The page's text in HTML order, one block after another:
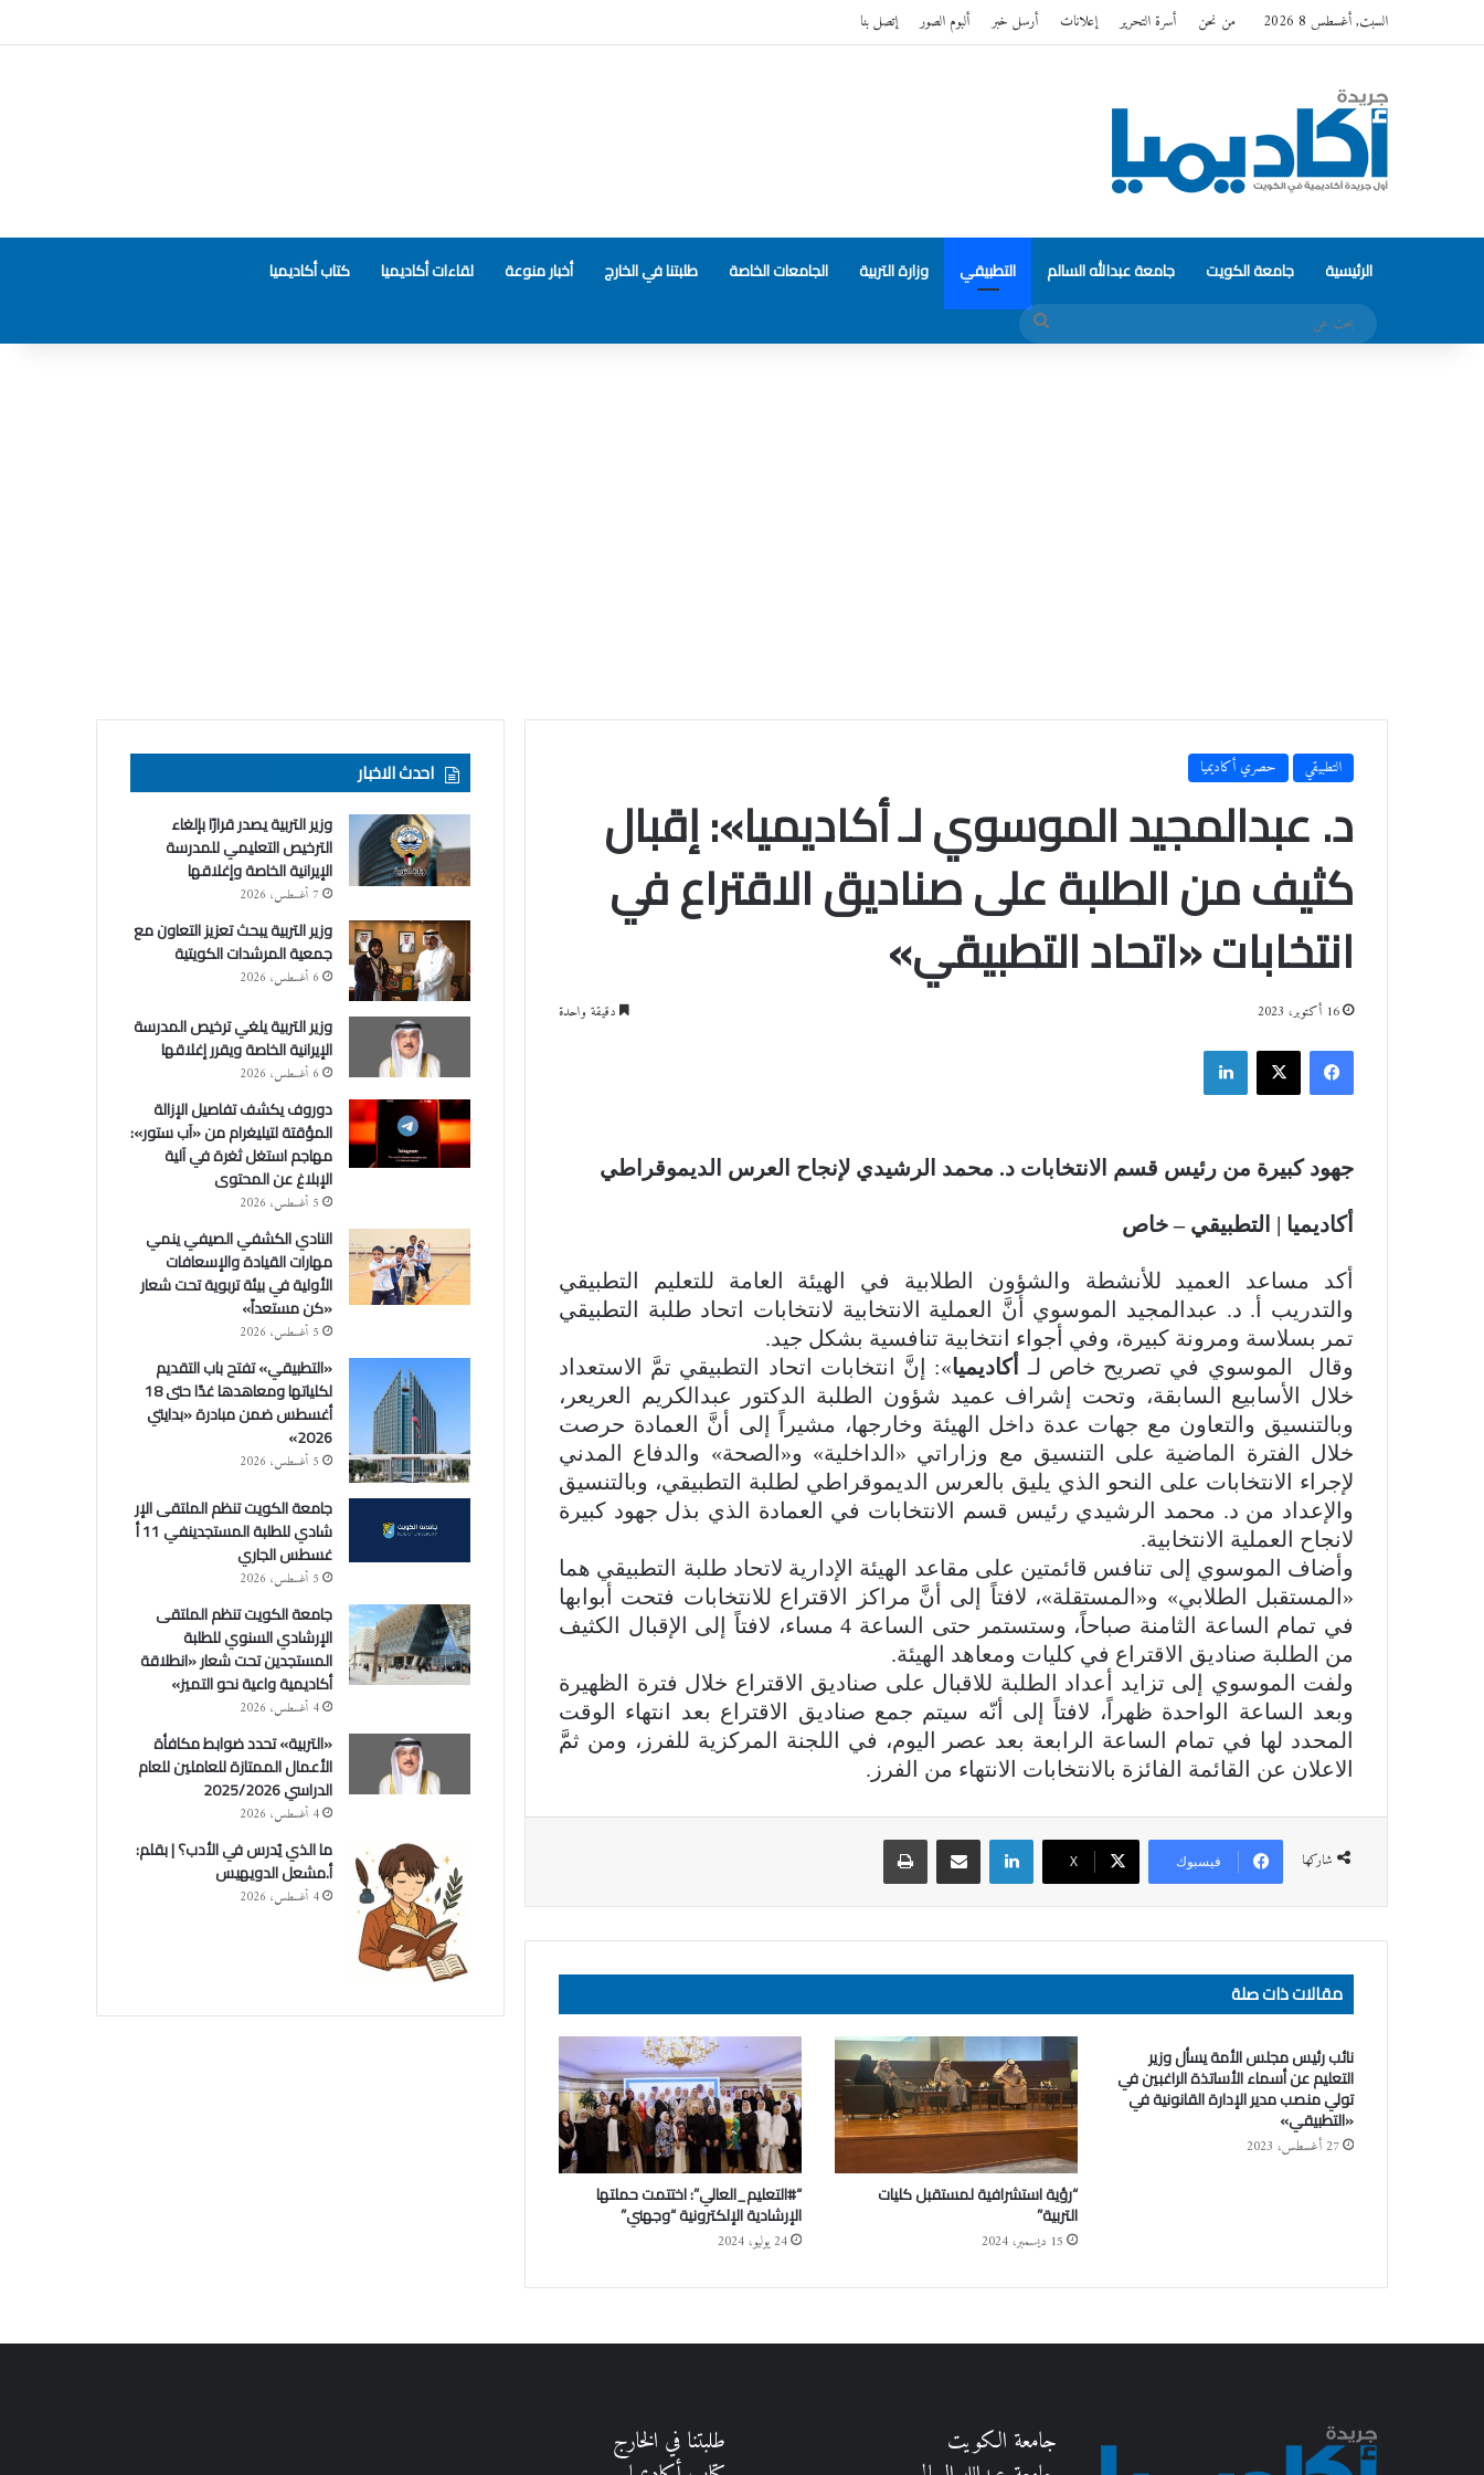
السبت, أغسطس 8 2026 من نحن أسرة التحرير إعلانات أرسل خبر ألبوم الصور إتصل بنا
الرئيسية جامعة الكويت جامعة عبدالله السالم التطبيقي وزارة التربية الجامعات الخاصة طلبتنا في الخارج أخبار منوعة لقاءات أكاديميا كتاب أكاديميا
بحث
التطبيقي حصري أكاديميا
د. عبدالمجيد الموسوي لـ أكاديميا»: إقبال
كثيف من الطلبة على صناديق الاقتراع في
انتخابات «اتحاد التطبيقي»
16 أكتوبر، 2023 دقيقة واحدة
فيسبوك
جهود كبيرة من رئيس قسم الانتخابات د. محمد الرشيدي لإنجاح العرس الديموقراطي
أكاديميا | التطبيقي – خاص
أكد مساعد العميد للأنشطة والشؤون الطلابية في الهيئة العامة للتعليم التطبيقي
والتدريب أ. د. عبدالمجيد الموسوي أنَّ العملية الانتخابية لانتخابات اتحاد طلبة التطبيقي
تمر بسلاسة ومرونة كبيرة، وفي أجواء انتخابية تنافسية بشكل جيد.
وقال الموسوي في تصريح خاص لـ أكاديميا»: إنَّ انتخابات اتحاد التطبيقي تمَّ الاستعداد
خلال الأسابيع السابقة، وتحت إشراف عميد شؤون الطلبة الدكتور عبدالكريم العريعر،
وبالتنسيق والتعاون مع جهات عدة داخل الهيئة وخارجها، مشيراً إلى أنَّ العمادة حرصت
خلال الفترة الماضية على التنسيق مع وزاراتي «الداخلية» و«الصحة» والدفاع المدني
لإجراء الانتخابات على النحو الذي يليق بالعرس الديموقراطي لطلبة التطبيقي، وبالتنسيق
والإعداد من د. محمد الرشيدي رئيس قسم الانتخابات في العمادة الذي بذل جهود كبيرة
لانجاح العملية الانتخابية.
وأضاف الموسوي إلى تنافس قائمتين على مقاعد الهيئة الإدارية لاتحاد طلبة التطبيقي هما
«المستقبل الطلابي» و«المستقلة»، لافتاً إلى أنَّ مراكز الاقتراع للانتخابات فتحت أبوابها
في تمام الساعة الثامنة صباحاً، وستستمر حتى الساعة 4 مساء، لافتاً إلى الإقبال الكثيف
من الطلبة صناديق الاقتراع في كليات ومعاهد الهيئة.
ولفت الموسوي إلى تزايد أعداد الطلبة للاقبال على صناديق الاقتراع خلال فترة الظهيرة
وبعد الساعة الواحدة ظهراً، لافتاً إلى أنّه سيتم جمع صناديق الاقتراع بعد انتهاء الوقت
المحدد لها في تمام الساعة الرابعة بعد عصر اليوم، في اللجنة المركزية للفرز، ومن ثمَّ
الاعلان عن القائمة الفائزة بالانتخابات الانتهاء من الفرز.
شاركها فيسبوك ‫X
مقالات ذات صلة
نائب رئيس مجلس الأمة يسأل وزير
التعليم عن أسماء الأساتذة الراغبين في
تولي منصب مدير الإدارة القانونية في
«التطبيقي»
27 أغسطس، 2023
“رؤية استشرافية لمستقبل كليات
التربية”
15 ديسمبر، 2024
“#التعليم_العالي”: اختتمت حملتها
الإرشادية الإلكترونية “وجهني”
24 يوليو، 2024
احدث الاخبار
وزير التربية يصدر قرارًا بإلغاء
الترخيص التعليمي للمدرسة
الإيرانية الخاصة وإغلاقها
7 أغسطس، 2026
وزير التربية يبحث تعزيز التعاون مع
جمعية المرشدات الكويتية
6 أغسطس، 2026
وزير التربية يلغي ترخيص المدرسة
الإيرانية الخاصة ويقرر إغلاقها
6 أغسطس، 2026
دوروف يكشف تفاصيل الإزالة
المؤقتة لتيليغرام من «آب ستور»:
مهاجم استغل ثغرة في آلية
الإبلاغ عن المحتوى
5 أغسطس، 2026
النادي الكشفي الصيفي ينمي
مهارات القيادة والإسعافات
الأولية في بيئة تربوية تحت شعار
«كن مستعداً»
5 أغسطس، 2026
«التطبيقي» تفتح باب التقديم
لكلياتها ومعاهدها غدًا حتى 18
أغسطس ضمن مبادرة «بدايتي
2026»
5 أغسطس، 2026
جامعة الكويت تنظم الملتقى الإر
شادي للطلبة المستجدينفي 11 أ
غسطس الجاري
5 أغسطس، 2026
جامعة الكويت تنظم الملتقى
الإرشادي السنوي للطلبة
المستجدين تحت شعار «انطلاقة
أكاديمية واعية نحو التميز»
4 أغسطس، 2026
«التربية» تحدد ضوابط مكافأة
الأعمال الممتازة للعاملين للعام
الدراسي 2025/2026
4 أغسطس، 2026
ما الذي يُدرس في الأدب؟ | بقلم:
أ.مشعل الدويهيس
4 أغسطس، 2026
جامعة الكويت
طلبتنا في الخارج